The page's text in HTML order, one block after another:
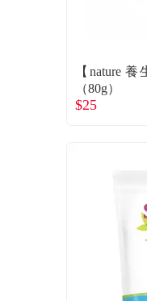
【nature
（80g）
$25